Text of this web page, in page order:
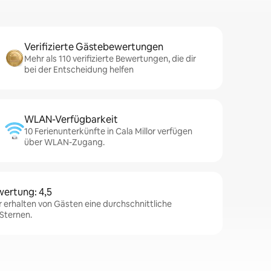
Verifizierte Gästebewertungen
Mehr als 110 verifizierte Bewertungen, die dir
bei der Entscheidung helfen
WLAN-Verfügbarkeit
10 Ferienunterkünfte in Cala Millor verfügen
über WLAN-Zugang.
4,5
erhalten von Gästen eine durchschnittliche